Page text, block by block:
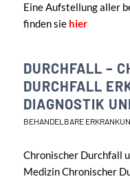
Eine Aufstellung aller
finden sie hier
DURCHFALL –
DURCHFALL
DIAGNOSTIK
BEHANDELBARE
Chronischer Durchfall
Medizin Chronischer